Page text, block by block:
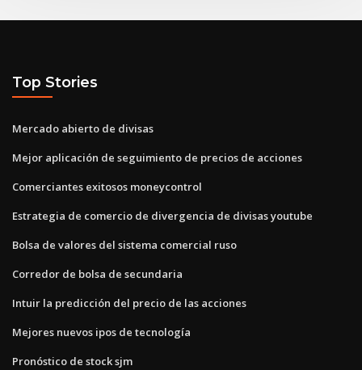
Top Stories
Mercado abierto de divisas
Mejor aplicación de seguimiento de precios de acciones
Comerciantes exitosos moneycontrol
Estrategia de comercio de divergencia de divisas youtube
Bolsa de valores del sistema comercial ruso
Corredor de bolsa de secundaria
Intuir la predicción del precio de las acciones
Mejores nuevos ipos de tecnología
Pronóstico de stock sjm